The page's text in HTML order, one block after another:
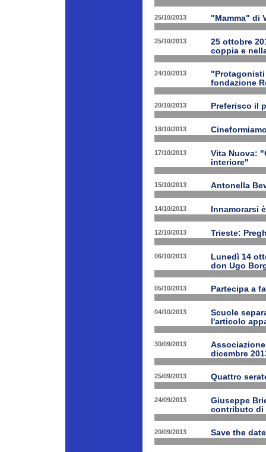
25/10/2013 "Mamma" di
25/10/2013
25 ottobre
coppia e
24/10/2013
fondazione
20/10/2013 Preferisco il
18/10/2013
17/10/2013
Vita Nuova:
interiore"
15/10/2013 Antonella
14/10/2013 Innamorarsi
12/10/2013 Trieste:
06/10/2013
Lunedì 14
don Ugo
05/10/2013 Partecipa a
04/10/2013
Scuole
l'articolo
30/09/2013
dicembre
25/09/2013 Quattro
24/09/2013
Giuseppe
contributo di
20/09/2013 Save the